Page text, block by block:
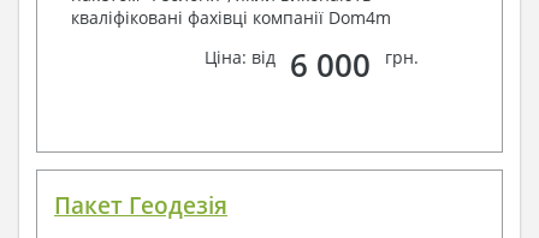
кваліфіковані фахівці компанії Dom4m
Ціна: від
6 000 грн.
Пакет Геодезія